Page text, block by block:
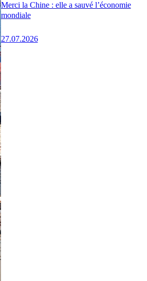
Merci la Chine : elle a sauvé l’économie
mondiale
27.07.2026